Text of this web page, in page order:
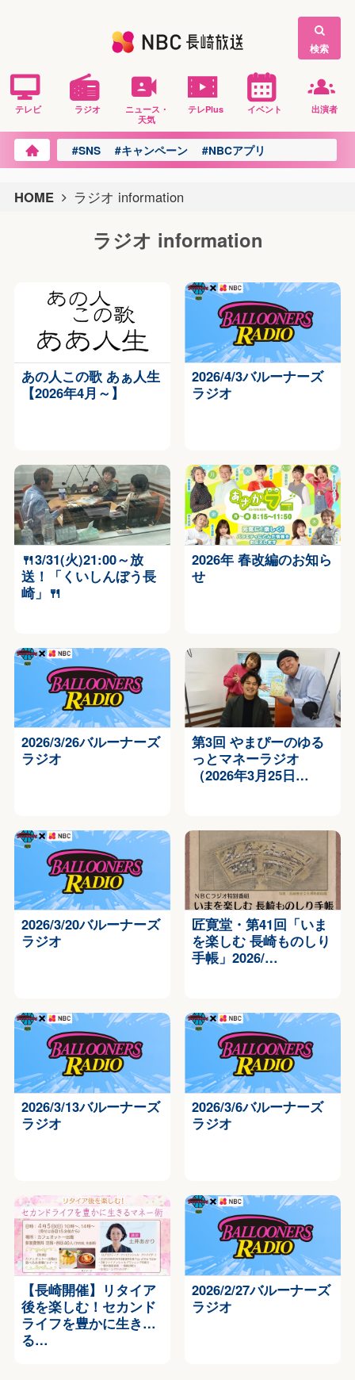
検索
テレビ ラジオ
ニュース・
天気
テレPlus イベント 出演者
#SNS #キャンペーン #NBCアプリ
HOME ラジオ information
ラジオ information
あの人この歌 あぁ人生
【2026年4月～】
2026/4/3バルーナーズ
ラジオ
🍴3/31(火)21:00～放
送！「くいしんぼう長
崎」🍴
2026年 春改編のお知ら
せ
2026/3/26バルーナーズ
ラジオ
第3回 やまぴーのゆる
っとマネーラジオ
（2026年3月25日…
2026/3/20バルーナーズ
ラジオ
匠寛堂・第41回「いま
を楽しむ 長崎ものしり
手帳」2026/…
2026/3/13バルーナーズ
ラジオ
2026/3/6バルーナーズ
ラジオ
【長崎開催】リタイア
後を楽しむ！セカンド
ライフを豊かに生き
る…
2026/2/27バルーナーズ
ラジオ